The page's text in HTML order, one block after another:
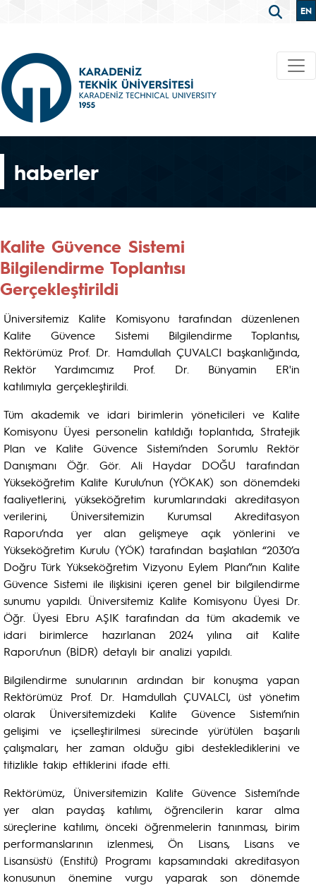
EN
haberler
Kalite Güvence Sistemi
Bilgilendirme Toplantısı
Gerçekleştirildi
Üniversitemiz Kalite Komisyonu tarafından düzenlenen
Kalite Güvence Sistemi Bilgilendirme Toplantısı,
Rektörümüz Prof. Dr. Hamdullah ÇUVALCI başkanlığında,
Rektör Yardımcımız Prof. Dr. Bünyamin ER'in
katılımıyla gerçekleştirildi.
Tüm akademik ve idari birimlerin yöneticileri ve Kalite
Komisyonu Üyesi personelin katıldığı toplantıda, Stratejik
Plan ve Kalite Güvence Sistemi’nden Sorumlu Rektör
Danışmanı Öğr. Gör. Ali Haydar DOĞU tarafından
Yükseköğretim Kalite Kurulu’nun (YÖKAK) son dönemdeki
faaliyetlerini, yükseköğretim kurumlarındaki akreditasyon
verilerini, Üniversitemizin Kurumsal Akreditasyon
Raporu’nda yer alan gelişmeye açık yönlerini ve
Yükseköğretim Kurulu (YÖK) tarafından başlatılan “2030’a
Doğru Türk Yükseköğretim Vizyonu Eylem Planı”nın Kalite
Güvence Sistemi ile ilişkisini içeren genel bir bilgilendirme
sunumu yapıldı. Üniversitemiz Kalite Komisyonu Üyesi Dr.
Öğr. Üyesi Ebru AŞIK tarafından da tüm akademik ve
idari birimlerce hazırlanan 2024 yılına ait Kalite
Raporu’nun (BİDR) detaylı bir analizi yapıldı.
Bilgilendirme sunularının ardından bir konuşma yapan
Rektörümüz Prof. Dr. Hamdullah ÇUVALCI, üst yönetim
olarak Üniversitemizdeki Kalite Güvence Sistemi’nin
gelişimi ve içselleştirilmesi sürecinde yürütülen başarılı
çalışmaları, her zaman olduğu gibi desteklediklerini ve
titizlikle takip ettiklerini ifade etti.
Rektörümüz, Üniversitemizin Kalite Güvence Sistemi’nde
yer alan paydaş katılımı, öğrencilerin karar alma
süreçlerine katılımı, önceki öğrenmelerin tanınması, birim
performanslarının izlenmesi, Ön Lisans, Lisans ve
Lisansüstü (Enstitü) Programı kapsamındaki akreditasyon
konusunun önemine vurgu yaparak son dönemde